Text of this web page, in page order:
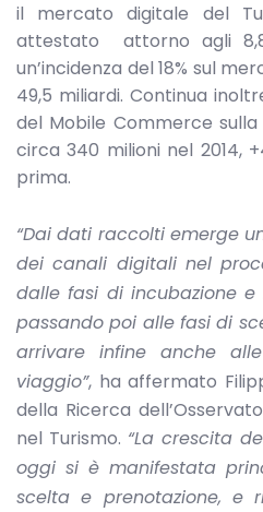
il mercato digitale del
attestato attorno agli
un’incidenza del 18% sul
49,5 miliardi. Continua
del Mobile Commerce
circa 340 milioni nel 2014,
prima.
“Dai dati raccolti emerge
dei canali digitali nel
dalle fasi di incubazione e
passando poi alle fasi di
arrivare infine anche
viaggio”, ha affermato
della Ricerca
nel Turismo. “La crescita
oggi si è manifestata
scelta e prenotazione, e